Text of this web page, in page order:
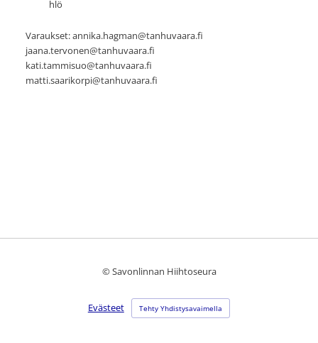
hlö
Varaukset: annika.hagman@tanhuvaara.fi
jaana.tervonen@tanhuvaara.fi
kati.tammisuo@tanhuvaara.fi
matti.saarikorpi@tanhuvaara.fi
©Savonlinnan Hiihtoseura
Evästeet Tehty Yhdistysavaimella